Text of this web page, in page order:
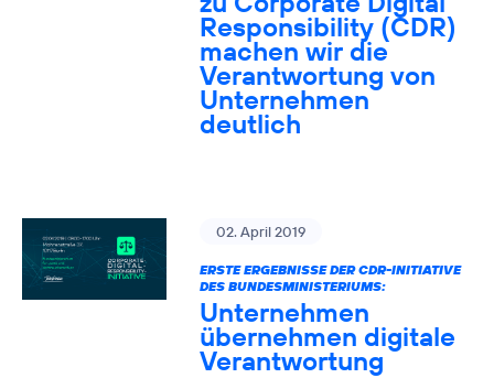
Responsibility (CDR)
machen wir die
Verantwortung von
Unternehmen
deutlich
02. April 2019
ERSTE ERGEBNISSE DER CDR-INITIATIVE
DES BUNDESMINISTERIUMS:
Unternehmen
übernehmen digitale
Verantwortung